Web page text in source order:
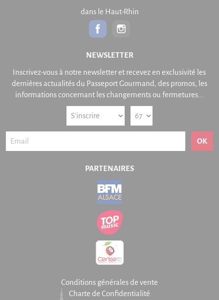
dans le Haut-Rhin
NEWSLETTER
Inscrivez-vous à notre newsletter et recevez en exclusivité les
dernières actualités du Passeport Gourmand, des promos, les
informations concernant les changements ou fermetures...
OK
PARTENAIRES
Conditions générales de vente
Charte de Confidentialité